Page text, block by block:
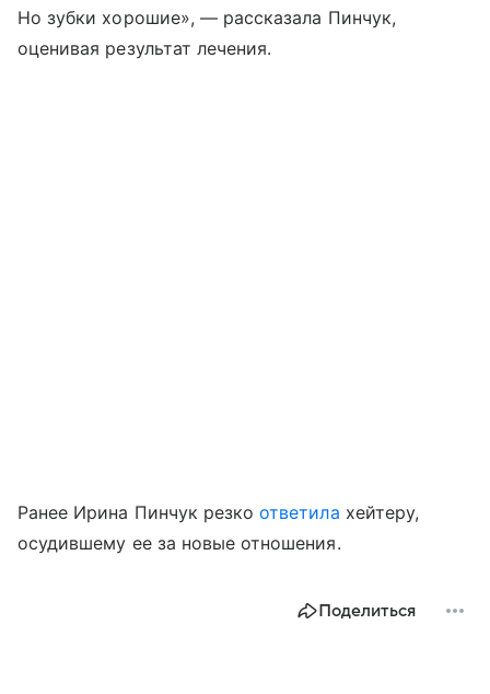
Но зубки хорошие», — рассказала Пинчук,
оценивая результат лечения.
Ранее Ирина Пинчук резкоответила хейтеру,
осудившему ее за новые отношения.
Поделиться